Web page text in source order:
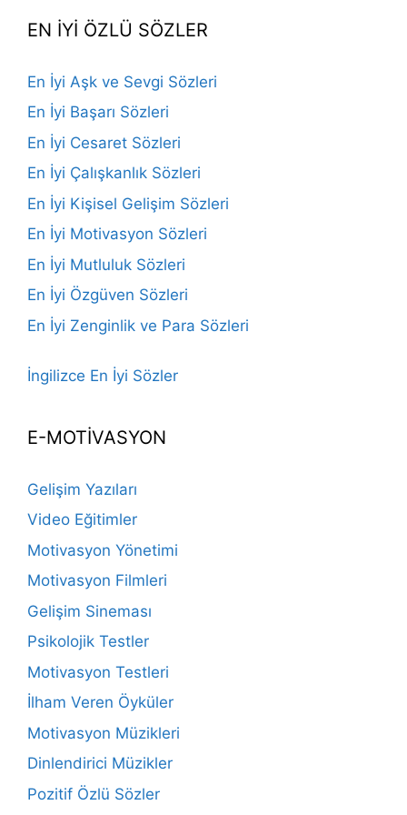
EN İYİ ÖZLÜ SÖZLER
En İyi Aşk ve Sevgi Sözleri
En İyi Başarı Sözleri
En İyi Cesaret Sözleri
En İyi Çalışkanlık Sözleri
En İyi Kişisel Gelişim Sözleri
En İyi Motivasyon Sözleri
En İyi Mutluluk Sözleri
En İyi Özgüven Sözleri
En İyi Zenginlik ve Para Sözleri
İngilizce En İyi Sözler
E-MOTİVASYON
Gelişim Yazıları
Video Eğitimler
Motivasyon Yönetimi
Motivasyon Filmleri
Gelişim Sineması
Psikolojik Testler
Motivasyon Testleri
İlham Veren Öyküler
Motivasyon Müzikleri
Dinlendirici Müzikler
Pozitif Özlü Sözler